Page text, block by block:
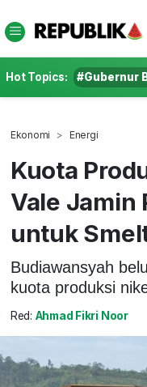
Hot Topics: #Gubernur
Ekonomi Energi
Kuota
Vale Jamin
untuk
Budiawansyah
kuota produksi
Red: Ahmad Fikri Noor